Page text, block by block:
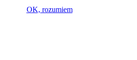
OK, rozumiem